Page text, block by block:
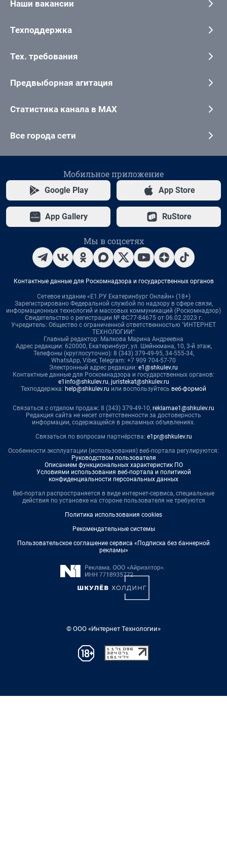
Наши вакансии
Техподдержка
Тех. требования
Предвыборная агитация
Статистика канала в MAX
Все города сети
Мобильное приложение
Google Play App Store
App Gallery RuStore
Мы в соцсетях
Контактные данные для Роскомнадзора и государственных органов
Сетевое издание «Е1.РУ Екатеринбург Онлайн» (18+)
Зарегистрировано Федеральной службой по надзору в сфере связи,
информационных технологий и массовых коммуникаций (Роскомнадзор)
Свидетельство о регистрации № ФС77-84675 от 06.02.2023 г.
Учредитель: Общество с ограниченной ответственностью "ИНТЕРНЕТ
ТЕХНОЛОГИИ"
Главный редактор: Малкова Марина Андреевна
Адрес редакции: 620000, Екатеринбург, ул. Шейнкмана, 10, 3-й этаж,
Телефоны (круглосуточно): 8 (343) 379-49-95, 34-555-34,
WhatsApp, Viber, Telegram: +7 909 704-57-70
Электронный адрес редакции: e1@shkulev.ru
Контактные данные для Роскомнадзора и государственных органов:
e1info@shkulev.ru, juristekat@shkulev.ru
Техподдержка: help@shkulev.ru или воспользуйтесь веб-формой
Связаться с отделом продаж: 8 (343) 379-49-10, reklamae1@shkulev.ru
Редакция сайта не несет ответственности за достоверность
информации, содержащейся в рекламных объявлениях.
Связаться по вопросам партнёрства: e1pr@shkulev.ru
Особенности эксплуатации (использования) веб-портала регулируются:
Руководством пользователя
Описанием функциональных характеристик ПО
Условиями использования веб-портала и политикой
конфиденциальности персональных данных
Веб-портал распространяется в виде интернет-сервиса, специальные
действия по установке на стороне пользователя не требуются
Политика использования cookies
Рекомендательные системы
Пользовательское соглашение сервиса «Подписка без баннерной
рекламы»
© ООО «Интернет Технологии»